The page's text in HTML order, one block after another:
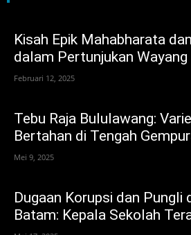
Kisah Epik Mahabharata
dalam Pertunjukan Wayang
Februari 12, 2025
Tebu Raja Bululawang:
Bertahan di Tengah
Mei 9, 2025
Dugaan Korupsi dan Pungli
Batam: Kepala Sekolah